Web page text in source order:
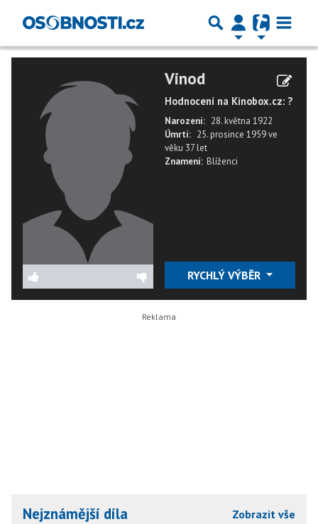
Vinod
Hodnocení na Kinobox.cz: ?
Narození: 28. května 1922
Úmrtí: 25. prosince 1959ve
věku 37 let
Znamení: Blíženci
RYCHLÝ VÝBĚR
Nejznámější díla Zobrazit vše